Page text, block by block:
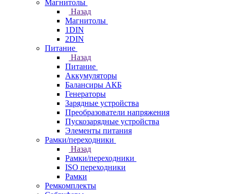
Магнитолы
Назад
Магнитолы
1DIN
2DIN
Питание
Назад
Питание
Аккумуляторы
Балансиры АКБ
Генераторы
Зарядные устройства
Преобразователи напряжения
Пускозарядные устройства
Элементы питания
Рамки/переходники
Назад
Рамки/переходники
ISO переходники
Рамки
Ремкомплекты